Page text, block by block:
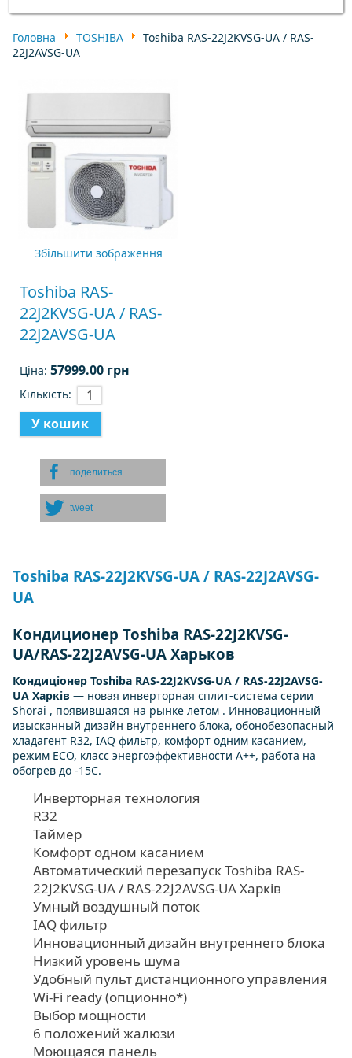
Головна TOSHIBA
Toshiba RAS-22J2KVSG-UA / RAS-
22J2AVSG-UA
Збільшити зображення
Toshiba RAS-
22J2KVSG-UA / RAS-
22J2AVSG-UA
Ціна:57999.00 грн
Кількість:
поделиться
tweet
Toshiba RAS-22J2KVSG-UA / RAS-22J2AVSG-
UA
Кондиционер Toshiba RAS-22J2KVSG-
UA/RAS-22J2AVSG-UA Харьков
Кондиціонер Toshiba RAS-22J2KVSG-UA / RAS-22J2AVSG-
UA Харків — новая инверторная сплит-система серии
Shorai , появившаяся на рынке летом . Инновационный
изысканный дизайн внутреннего блока, обонобезопасный
хладагент R32, IAQ фильтр, комфорт одним касанием,
режим ECO, класс энергоэффективности А++, работа на
обогрев до -15С.
Инверторная технология
R32
Таймер
Комфорт одном касанием
Автоматический перезапуск Toshiba RAS-
22J2KVSG-UA / RAS-22J2AVSG-UA Харків
Умный воздушный поток
IAQ фильтр
Инновационный дизайн внутреннего блока
Низкий уровень шума
Удобный пульт дистанционного управления
Wi-Fi ready (опционно*)
Выбор мощности
6 положений жалюзи
Моющаяся панель